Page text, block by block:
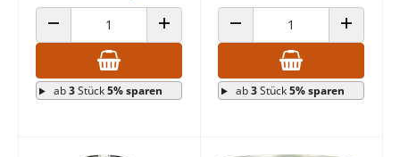
ANZAHL VERRINGERN ANZAHL ERHÖHEN
ab3Stück5% sparen
ANZAHL VERRINGERN ANZAHL
ab3Stück5% sparen